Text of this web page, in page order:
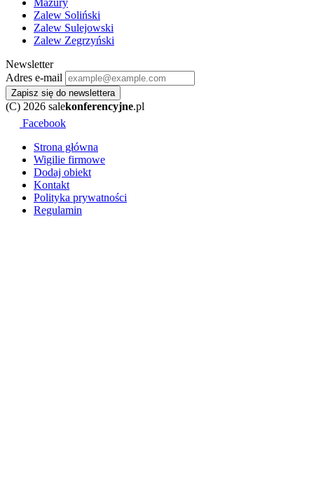
Zalew Soliński
Zalew Sulejowski
Zalew Zegrzyński
Newsletter
Adres e-mail
Zapisz się do newslettera
(C) 2026 salekonferencyjne.pl
Facebook
Strona główna
Wigilie firmowe
Dodaj obiekt
Kontakt
Polityka prywatności
Regulamin